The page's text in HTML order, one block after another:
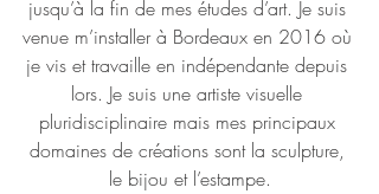
jusqu’à la fin de mes études d’art. Je suis
venue m’installer à Bordeaux en 2016 où
je vis et travaille en indépendante depuis
lors. Je suis une artiste visuelle
pluridisciplinaire mais mes principaux
domaines de créations sont la sculpture,
le bijou et l’estampe.